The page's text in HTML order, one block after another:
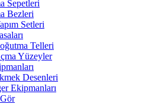
Sepetleri
Bezleri
Setleri
Telleri
Yüzeyler
Desenleri
Ekipmanları